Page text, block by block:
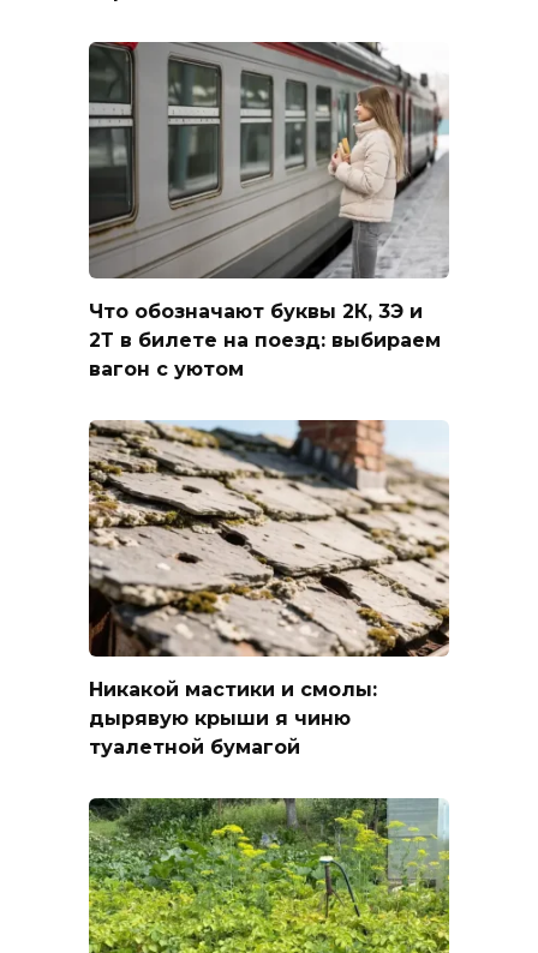
Что обозначают буквы 2К, 3Э и
2Т в билете на поезд: выбираем
вагон с уютом
Никакой мастики и смолы:
дырявую крыши я чиню
туалетной бумагой